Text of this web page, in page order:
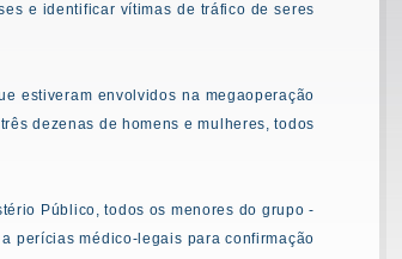
e identificar vítimas de tráfico de seres
estiveram envolvidos na megaoperação
dezenas de homens e mulheres, todos
Público, todos os menores do grupo -
perícias médico-legais para confirmação